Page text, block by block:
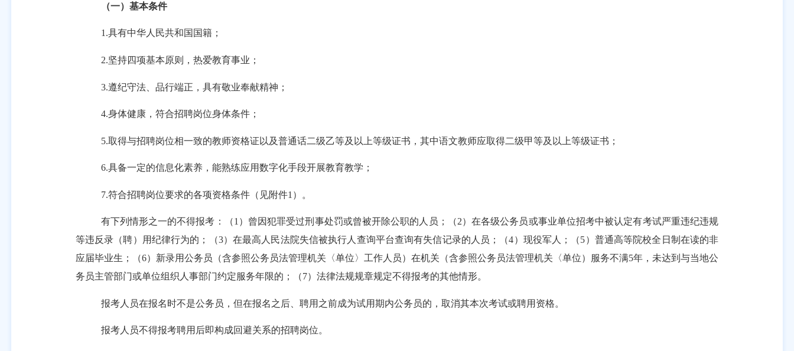
（一）基本条件
1.具有中华人民共和国国籍；
2.坚持四项基本原则，热爱教育事业；
3.遵纪守法、品行端正，具有敬业奉献精神；
4.身体健康，符合招聘岗位身体条件；
5.取得与招聘岗位相一致的教师资格证以及普通话二级乙等及以上等级证书，其中语文教师应取得二级甲等及以上等级证书 ；
6.具备一定的信息化素养，能熟练应用数字化手段开展教育教学 ；
7.符合招聘岗位要求的各项资格条件（见附件1）。
有下列情形之一的不得报考：（1）曾因犯罪受过刑事处罚或曾被开除公职的人员；（2）在各级公务员或事业单位招考中被认定有考试严重违纪违规
等违反录（聘）用纪律行为的；（3）在最高人民法院失信被执行人查询平台查询有失信记录的人员；（4）现役军人；（5）普通高等院校全日制在读的非
应届毕业生；（6）新录用公务员（含参照公务员法管理机关 〈单位〉 工作人员）在机关（含参照公务员法管理机关 〈单位） 服务不满5年，未达到与当地公
务员主管部门或单位组织人事部门约定服务年限的；（7）法律法规规章规定不得报考的其他情形。
报考人员在报名时不是公务员，但在报名之后、聘用之前成为试用期内公务员的，取消其本次考试或聘用资格。
报考人员不得报考聘用后即构成回避关系的招聘岗位。